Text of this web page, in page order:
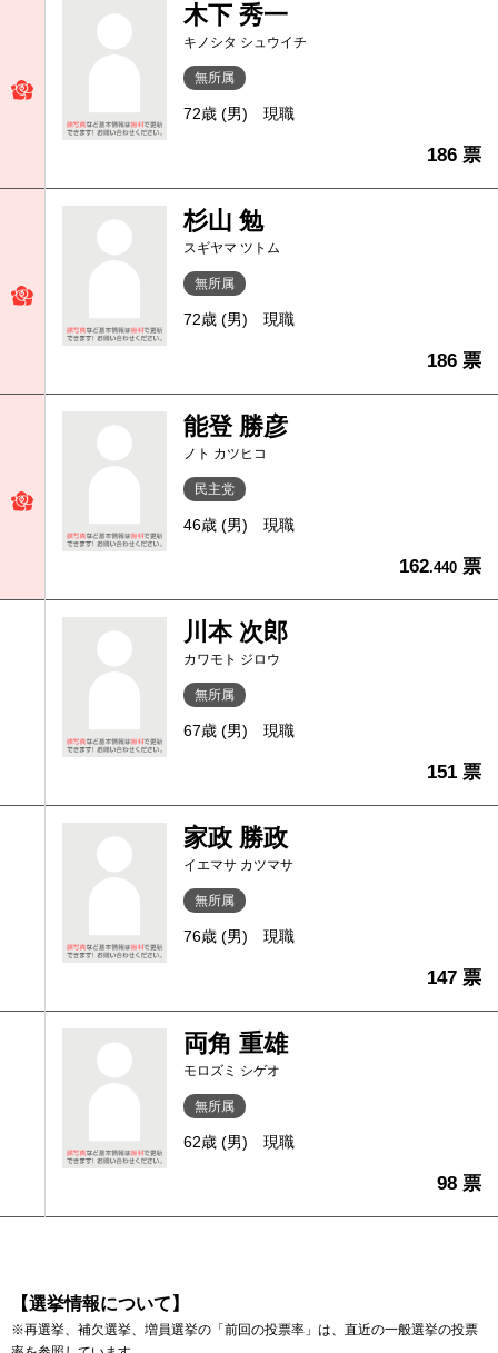
木下 秀一
キノシタ シュウイチ
無所属
72歳 (男) 現職
186 票
杉山 勉
スギヤマ ツトム
無所属
72歳 (男) 現職
186 票
能登 勝彦
ノト カツヒコ
民主党
46歳 (男) 現職
162.440 票
川本 次郎
カワモト ジロウ
無所属
67歳 (男) 現職
151 票
家政 勝政
イエマサ カツマサ
無所属
76歳 (男) 現職
147 票
両角 重雄
モロズミ シゲオ
無所属
62歳 (男) 現職
98 票
【選挙情報について】
※再選挙、補欠選挙、増員選挙の「前回の投票率」は、直近の一般選挙の投票